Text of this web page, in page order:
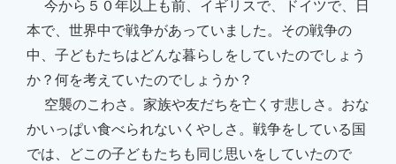
今から５０年以上も前、イギリスで、ドイツで、日
本で、世界中で戦争があっていました。その戦争の
中、子どもたちはどんな暮らしをしていたのでしょう
か？何を考えていたのでしょうか？
空襲のこわさ。家族や友だちを亡くす悲しさ。おな
かいっぱい食べられないくやしさ。戦争をしている国
では、どこの子どもたちも同じ思いをしていたので